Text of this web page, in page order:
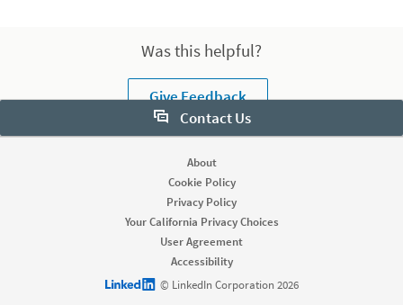
Was this helpful?
Give Feedback
Contact Us
Want to learn more about Sales Navigator? Let us help:
Request demo
Start your free trial
Contact customer support
About
Cookie Policy
Privacy Policy
Your California Privacy Choices
User Agreement
Accessibility
LinkedIn logo© LinkedIn Corporation 2026